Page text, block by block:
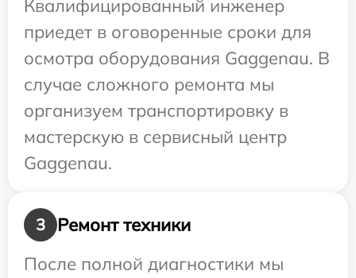
Квалифицированный инженер
приедет в оговоренные сроки для
осмотра оборудования Gaggenau. В
случае сложного ремонта мы
организуем транспортировку в
мастерскую в сервисный центр
Gaggenau.
3
Ремонт техники
После полной диагностики мы